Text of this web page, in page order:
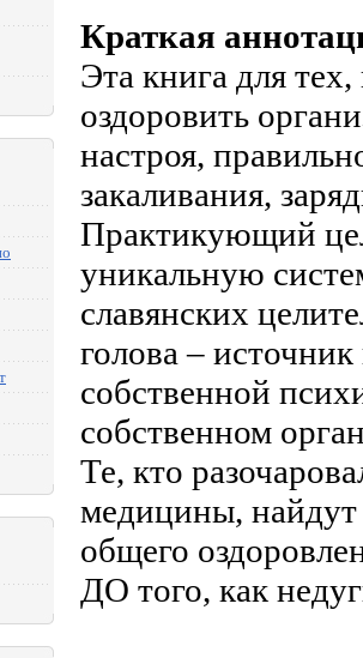
Краткая
Эта книга для
оздоровить
настроя,
закаливания,
Практикующий
уникальную
славянских
голова –
собственной
собственном
Те, кто
медицины, найдут
общего
ДО того, как